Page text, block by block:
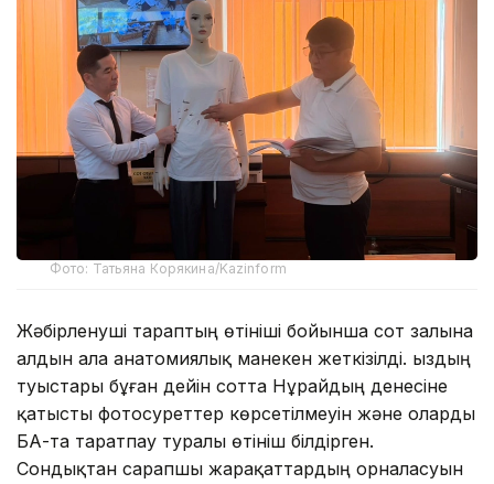
Фото: Татьяна Корякина/Kazinform
Жәбірленуші тараптың өтініші бойынша сот залына
алдын ала анатомиялық манекен жеткізілді. Қыздың
туыстары бұған дейін сотта Нұрайдың денесіне
қатысты фотосуреттер көрсетілмеуін және оларды
БАҚ-та таратпау туралы өтініш білдірген.
Сондықтан сарапшы жарақаттардың орналасуын